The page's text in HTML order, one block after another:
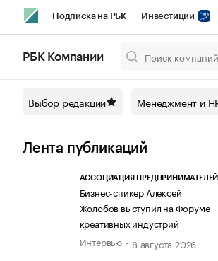
Подписка на РБК Инвестиции
Спецпроекты СПб Конференции
Технологии и медиа
РБК Компании
Выбор редакции Менеджмент и
Лента публикаций
АССОЦИАЦИЯ ПРЕДПРИНИМАТЕЛЕЙ
Бизнес-спикер Алексей
Жолобов выступил на Форуме
креативных индустрий
Интервью
8 августа 2026